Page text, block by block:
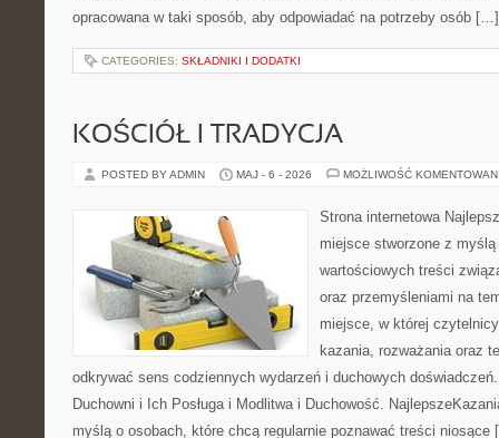
opracowana w taki sposób, aby odpowiadać na potrzeby osób […]
CATEGORIES: SKŁADNIKI I DODATKI
KOŚCIÓŁ I TRADYCJA
POSTED BY ADMIN MAJ - 6 - 2026 MOŻLIWOŚĆ
Strona internetowa
miejsce stworzone z
wartościowych treści
oraz przemyśleniami na
miejsce, w której
kazania, rozważania oraz
odkrywać sens codziennych wydarzeń i duchowych
Duchowni i Ich Posługa i Modlitwa i Duchowość.
myślą o osobach, które chcą regularnie poznawać treści